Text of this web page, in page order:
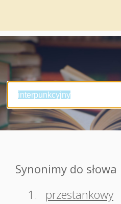
Synonimy do
1.
przestankowy